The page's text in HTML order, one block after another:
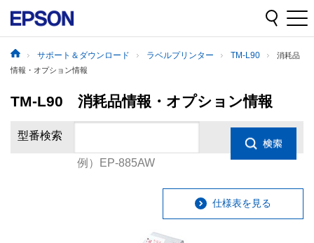
サポート＆ダウンロード ラベルプリンター TM-L90
消耗品
情報・オプション情報
TM-L90 消耗品情報・オプション情報
型番検索
例）EP-885AW
仕様表を見る